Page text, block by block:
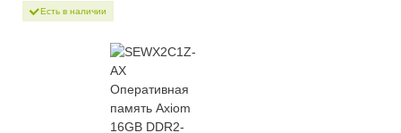
Есть в наличии